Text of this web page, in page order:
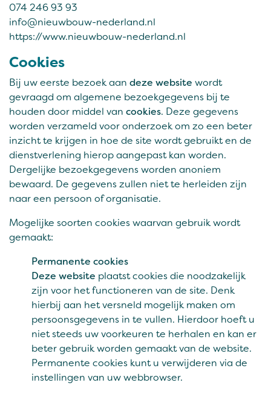
074 246 93 93
info@nieuwbouw-nederland.nl
https://www.nieuwbouw-nederland.nl
Cookies
Bij uw eerste bezoek aan deze website wordt
gevraagd om algemene bezoekgegevens bij te
houden door middel van cookies. Deze gegevens
worden verzameld voor onderzoek om zo een beter
inzicht te krijgen in hoe de site wordt gebruikt en de
dienstverlening hierop aangepast kan worden.
Dergelijke bezoekgegevens worden anoniem
bewaard. De gegevens zullen niet te herleiden zijn
naar een persoon of organisatie.
Mogelijke soorten cookies waarvan gebruik wordt
gemaakt:
Permanente cookies
Deze website plaatst cookies die noodzakelijk
zijn voor het functioneren van de site. Denk
hierbij aan het versneld mogelijk maken om
persoonsgegevens in te vullen. Hierdoor hoeft u
niet steeds uw voorkeuren te herhalen en kan er
beter gebruik worden gemaakt van de website.
Permanente cookies kunt u verwijderen via de
instellingen van uw webbrowser.